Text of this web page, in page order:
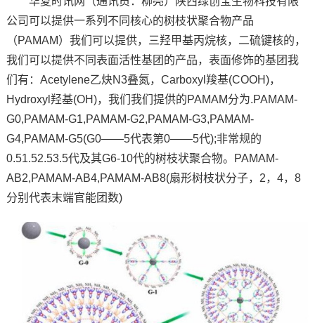
公司可以提供一系列不同核心的树枝状聚合物产品
（PAMAM）我们可以提供，三羟甲基丙烷核，二硫键核的，
我们可以提供不同表面活性基团的产品，表面修饰的基团我
们有：Acetylene乙炔N3叠氮，Carboxyl羧基(COOH)，
Hydroxyl羟基(OH)，我们我们提供的PAMAM分为.PAMAM-
G0,PAMAM-G1,PAMAM-G2,PAMAM-G3,PAMAM-
G4,PAMAM-G5(G0——5代表第0——5代);非常规的
0.51.52.53.5代及其G6-10代的树枝状聚合物。PAMAM-
AB2,PAMAM-AB4,PAMAM-AB8(扇形树枝状分子，2，4，8
分别代表末端官能团数)